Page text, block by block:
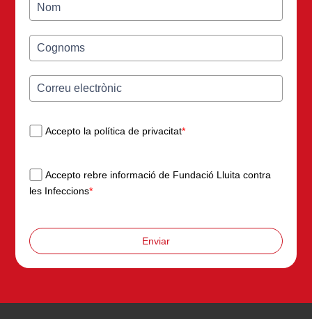
Accepto la política de privacitat*
Accepto rebre informació de Fundació Lluita contra
les Infeccions*
Enviar